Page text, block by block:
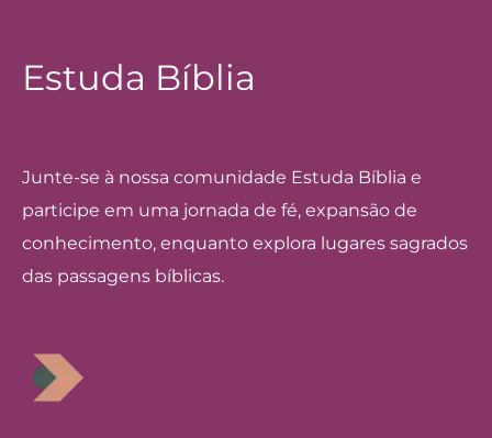
Estuda Bíblia
Junte-se à nossa comunidade Estuda Bíblia e
participe em uma jornada de fé, expansão de
conhecimento, enquanto explora lugares sagrados
das passagens bíblicas.